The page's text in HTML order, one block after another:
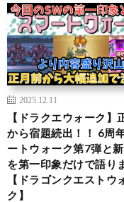
2025.12.11
【ドラクエウォーク】
から宿題続出！！ 6周
ートウォーク第7弾と
を第一印象だけで語り
【ドラゴンクエストウ
ク】